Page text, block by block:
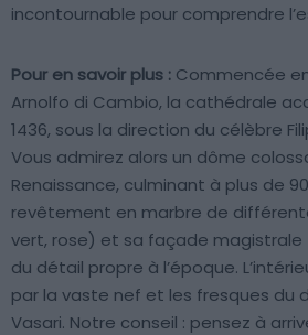
incontournable pour comprendre
Pour en savoir plus : Commencée
Arnolfo di Cambio, la cathédrale
1436, sous la direction du célèbre
Vous admirez alors un dôme
Renaissance, culminant à plus de
revêtement en marbre de
vert, rose) et sa façade
du détail propre à l’époque.
par la vaste nef et les fresques du
Vasari. Notre conseil : pensez à